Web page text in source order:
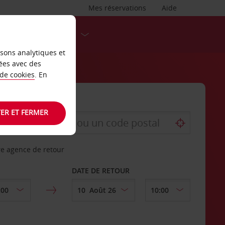
Aide
Mes réservations
agence de retour
DATE DE RETOUR
analytiques et
avec des
cookies. En
ET FERMER